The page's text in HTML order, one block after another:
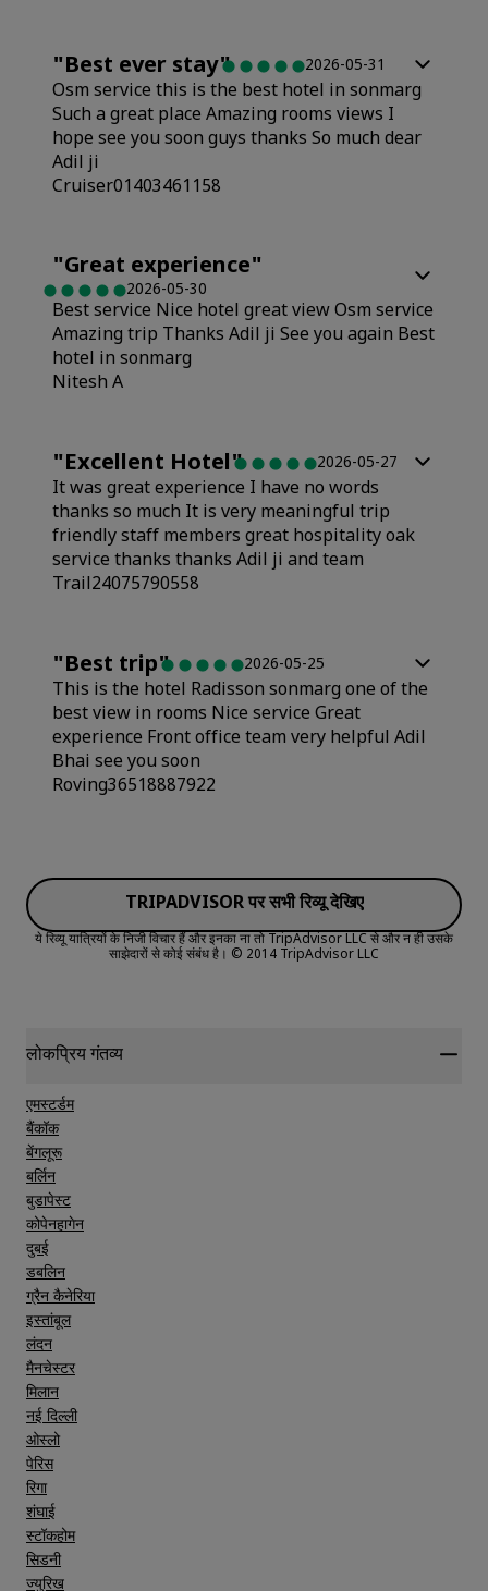
"Best ever stay" 2026-05-31
Osm service this is the best hotel in sonmarg
Such a great place Amazing rooms views I
hope see you soon guys thanks So much dear
Adil ji
Cruiser01403461158
"Great experience"
2026-05-30
Best service Nice hotel great view Osm service
Amazing trip Thanks Adil ji See you again Best
hotel in sonmarg
Nitesh A
"Excellent Hotel" 2026-05-27
It was great experience I have no words
thanks so much It is very meaningful trip
friendly staff members great hospitality oak
service thanks thanks Adil ji and team
Trail24075790558
Value
Sleep Quality
Cleanliness
"Best trip" 2026-05-25
This is the hotel Radisson sonmarg one of the
best view in rooms Nice service Great
experience Front office team very helpful Adil
Bhai see you soon
Roving36518887922
TRIPADVISOR पर सभी रिव्यू देखिए
ये रिव्यू यात्रियों के निजी विचार हैं और इनका ना तो TripAdvisor LLC से और न ही उसके
साझेदारों से कोई संबंध है। © 2014 TripAdvisor LLC
लोकप्रिय गंतव्य
एमस्टर्डम
बैंकॉक
बेंगलूरू
बर्लिन
बुडापेस्ट
कोपेनहागेन
दुबई
डबलिन
ग्रैन कैनेरिया
इस्तांबूल
लंदन
मैनचेस्टर
मिलान
नई दिल्ली
ओस्लो
पेरिस
रिगा
शंघाई
स्टॉकहोम
सिडनी
ज्युरिख